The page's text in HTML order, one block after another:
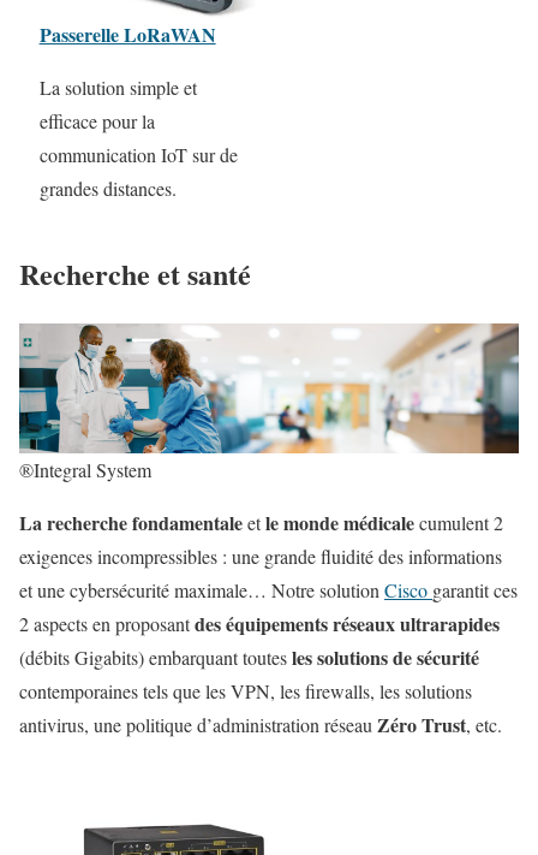
Passerelle LoRaWAN
La solution simple et
efficace pour la
communication IoT sur de
grandes distances.
Recherche et santé
®Integral System
La recherche fondamentaleetle monde médicalecumulent 2
exigences incompressibles : une grande fluidité des informations
et une cybersécurité maximale… Notre solutionCisco garantit ces
2 aspects en proposantdes équipements réseaux ultrarapides
(débits Gigabits) embarquant toutesles solutions de sécurité
contemporaines tels que les VPN, les firewalls, les solutions
antivirus, une politique d’administration réseauZéro Trust, etc.